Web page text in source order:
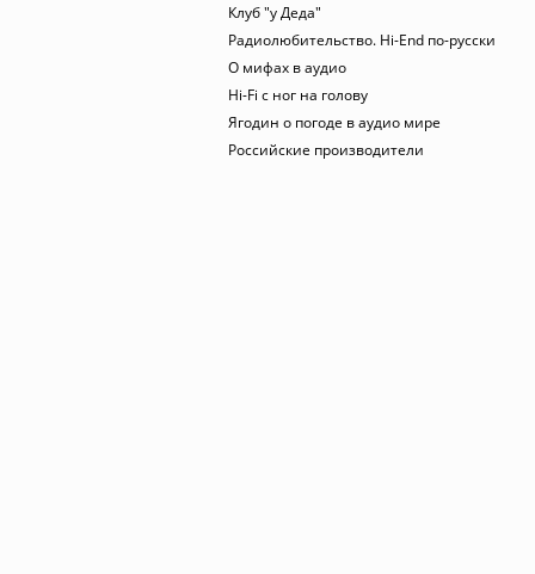
Клуб "у Деда"
Радиолюбительство. Hi-End по-русски
О мифах в аудио
Hi-Fi с ног на голову
Ягодин о погоде в аудио мире
Российские производители